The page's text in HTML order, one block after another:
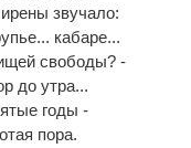
звучало:
кабаре...
свободы? -
до утра...
годы -
пора.